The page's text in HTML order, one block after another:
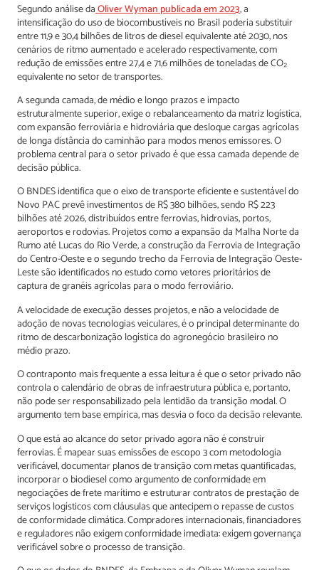
Segundo análise daOliver Wyman publicada em 2023, a
intensificação do uso de biocombustíveis no Brasil poderia substituir
entre 11,9 e 30,4 bilhões de litros de diesel equivalente até 2030, nos
cenários de ritmo aumentado e acelerado respectivamente, com
redução de emissões entre 27,4 e 71,6 milhões de toneladas de CO₂
equivalente no setor de transportes.
A segunda camada, de médio e longo prazos e impacto
estruturalmente superior, exige o rebalanceamento da matriz logística,
com expansão ferroviária e hidroviária que desloque cargas agrícolas
de longa distância do caminhão para modos menos emissores. O
problema central para o setor privado é que essa camada depende de
decisão pública.
O BNDES identifica que o eixo de transporte eficiente e sustentável do
Novo PAC prevê investimentos de R$ 380 bilhões, sendo R$ 223
bilhões até 2026, distribuídos entre ferrovias, hidrovias, portos,
aeroportos e rodovias. Projetos como a expansão da Malha Norte da
Rumo até Lucas do Rio Verde, a construção da Ferrovia de Integração
do Centro-Oeste e o segundo trecho da Ferrovia de Integração Oeste-
Leste são identificados no estudo como vetores prioritários de
captura de granéis agrícolas para o modo ferroviário.
A velocidade de execução desses projetos, e não a velocidade de
adoção de novas tecnologias veiculares, é o principal determinante do
ritmo de descarbonização logística do agronegócio brasileiro no
médio prazo.
O contraponto mais frequente a essa leitura é que o setor privado não
controla o calendário de obras de infraestrutura pública e, portanto,
não pode ser responsabilizado pela lentidão da transição modal. O
argumento tem base empírica, mas desvia o foco da decisão relevante.
O que está ao alcance do setor privado agora não é construir
ferrovias. É mapear suas emissões de escopo 3 com metodologia
verificável, documentar planos de transição com metas quantificadas,
incorporar o biodiesel como argumento de conformidade em
negociações de frete marítimo e estruturar contratos de prestação de
serviços logísticos com cláusulas que antecipem o repasse de custos
de conformidade climática. Compradores internacionais, financiadores
e reguladores não exigem conformidade imediata: exigem governança
verificável sobre o processo de transição.